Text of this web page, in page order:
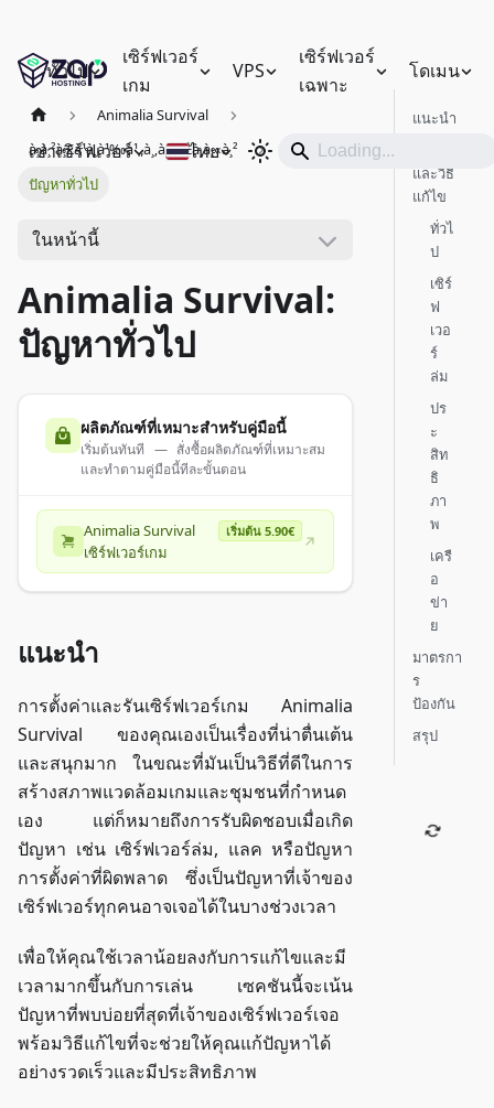
ทั่วไป
เซิร์ฟเวอร์
เกม
VPS
เซิร์ฟเวอร์
เฉพาะ
โดเมน
เช่าเซิร์ฟเวอร์ ไทย
Animalia Survival
à¸à¸²à¸£à¹à¸à¹‰à¹„à¸‚à¸›à¸±à¸à¸«à¸²
ปัญหาทั่วไป
ในหน้านี้
Animalia Survival:
ปัญหาทั่วไป
ผลิตภัณฑ์ที่เหมาะสำหรับคู่มือนี้
เริ่มต้นทันที — สั่งซื้อผลิตภัณฑ์ที่เหมาะสม
และทำตามคู่มือนี้ทีละขั้นตอน
Animalia Survival
เซิร์ฟเวอร์เกม
เริ่มต้น 5.90€
แนะนำ
การตั้งค่าและรันเซิร์ฟเวอร์เกม Animalia
Survival ของคุณเองเป็นเรื่องที่น่าตื่นเต้น
และสนุกมาก ในขณะที่มันเป็นวิธีที่ดีในการ
สร้างสภาพแวดล้อมเกมและชุมชนที่กำหนด
เอง แต่ก็หมายถึงการรับผิดชอบเมื่อเกิด
ปัญหา เช่น เซิร์ฟเวอร์ล่ม, แลค หรือปัญหา
การตั้งค่าที่ผิดพลาด ซึ่งเป็นปัญหาที่เจ้าของ
เซิร์ฟเวอร์ทุกคนอาจเจอได้ในบางช่วงเวลา
เพื่อให้คุณใช้เวลาน้อยลงกับการแก้ไขและมี
เวลามากขึ้นกับการเล่น เซคชันนี้จะเน้น
ปัญหาที่พบบ่อยที่สุดที่เจ้าของเซิร์ฟเวอร์เจอ
พร้อมวิธีแก้ไขที่จะช่วยให้คุณแก้ปัญหาได้
อย่างรวดเร็วและมีประสิทธิภาพ
แนะนำ
และวิธี
แก้ไข
ทั่วไ
ป
เซิร์
ฟ
เวอ
ร์
ล่ม
ปร
ะ
สิท
ธิ
ภา
พ
เครื
อ
ข่า
ย
มาตรกา
ร
ป้องกัน
สรุป